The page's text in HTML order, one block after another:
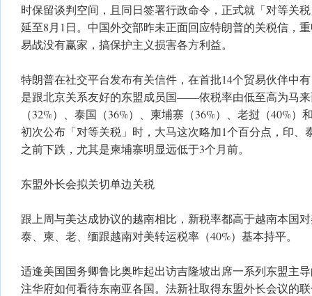
时保留谈判空间，且同日签署行政命令，正式就「对等关
延至8月1日。中国外交部昨未正面回应特朗普的关税信，
易战没有赢家，搞保护主义损害各方利益。
特朗普在社交平台发布有关信件，在首批14个贸易伙伴中
是跟北京关系友好的东盟成员国——依税率由低至高为马来
（32%）、泰国（36%）、柬埔寨（36%）、老挝（40%）
初次公布「对等关税」时，大马这次略加1个百分点，印、
之前下跌，尤其是柬埔寨明显远低于3个月前。
东盟外长会拟关切单边关税
跟上周与美达成协议的越南相比，新税率都高于越南本国
泰、柬、老、缅跟越南对美转运税率（40%）基本持平。
适逢美国国务卿鲁比奥昨起出访吉隆坡出席一系列东盟主
注华府如何看待东南亚各国。法新社取得东盟外长会议的